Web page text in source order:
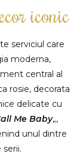
iconic
serviciul care
moderna,
central al
rosie, decorata
delicate cu
Me Baby„,
unul dintre